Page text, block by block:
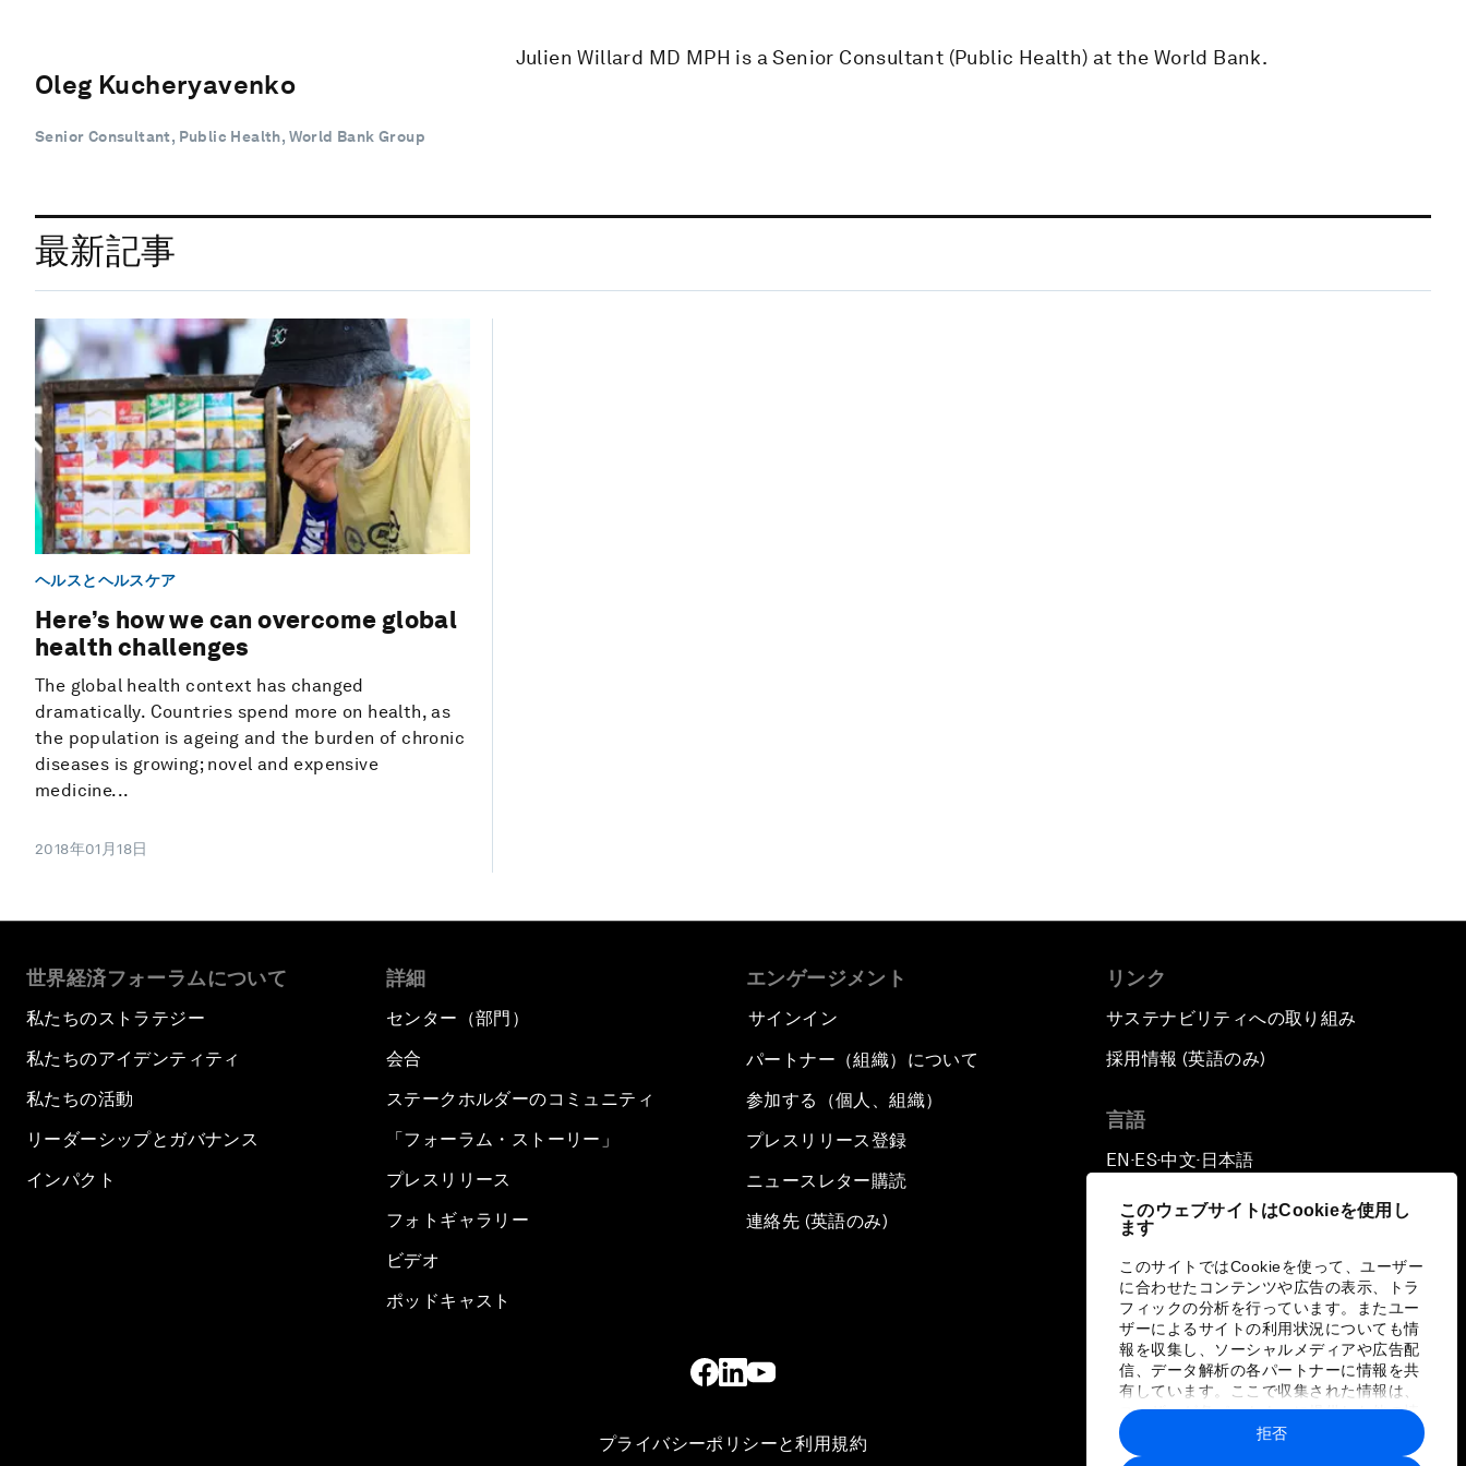
このウェブサイトはCookieを使用し
ます
このサイトではCookieを使って、ユーザー
に合わせたコンテンツや広告の表示、トラ
フィックの分析を行っています。またユー
ザーによるサイトの利用状況についても情
報を収集し、ソーシャルメディアや広告配
信、データ解析の各パートナーに情報を共
有しています。ここで収集された情報は、
ユーザーが各パートナーに提供した他の情
報や各パートナーのサービスを使用した際
に収集された情報と組み合わされ、各パー
拒否
Oleg Kucheryavenko
Senior Consultant, Public Health, World Bank Group
Julien Willard MD MPH is a Senior Consultant (Public Health) at the World Bank.
最新記事
ヘルスとヘルスケア
Here’s how we can overcome global
health challenges
The global health context has changed
dramatically. Countries spend more on health, as
the population is ageing and the burden of chronic
diseases is growing; novel and expensive
medicine...
2018年01月18日
世界経済フォーラムについて
私たちのストラテジー
私たちのアイデンティティ
私たちの活動
リーダーシップとガバナンス
インパクト
詳細
センター（部門）
会合
ステークホルダーのコミュニティ
「フォーラム・ストーリー」
プレスリリース
フォトギャラリー
ビデオ
ポッドキャスト
エンゲージメント
サインイン
パートナー（組織）について
参加する（個人、組織）
プレスリリース登録
ニュースレター購読
連絡先 (英語のみ)
リンク
サステナビリティへの取り組み
採用情報 (英語のみ)
言語
EN ▪ ES▪中文▪ 日本語
プライバシーポリシーと利用規約